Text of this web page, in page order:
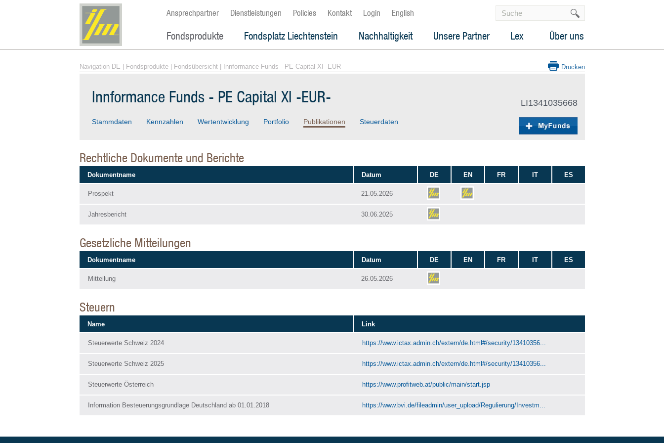
Ansprechpartner Dienstleistungen Policies Kontakt Login English
Fondsprodukte Fondsplatz Liechtenstein Nachhaltigkeit Unsere Partner Lex Über uns
Navigation DE Fondsprodukte| Fondsübersicht| Innformance Funds - PE Capital XI -EUR- Drucken
Innformance Funds - PE Capital XI -EUR- LI1341035668
Stammdaten Kennzahlen Wertentwicklung Portfolio Publikationen Steuerdaten
Rechtliche Dokumente und Berichte
Dokumentname Datum DE EN FR IT ES
Prospekt 21.05.2026
Jahresbericht 30.06.2025
Gesetzliche Mitteilungen
Dokumentname Datum DE EN FR IT ES
Mitteilung 26.05.2026
Steuern
Name Link
Steuerwerte Schweiz 2024 https://www.ictax.admin.ch/extern/de.html#/security/13410356...
Steuerwerte Schweiz 2025 https://www.ictax.admin.ch/extern/de.html#/security/13410356...
Steuerwerte Österreich https://www.profitweb.at/public/main/start.jsp
Information Besteuerungsgrundlage Deutschland ab 01.01.2018 https://www.bvi.de/fileadmin/user_upload/Regulierung/Investm...